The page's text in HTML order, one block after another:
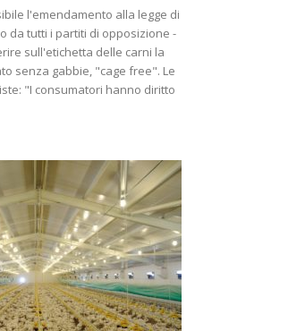
l'emendamento alla legge di
da tutti i partiti di opposizione -
sull'etichetta delle carni la
senza gabbie, "cage free". Le
"I consumatori hanno diritto